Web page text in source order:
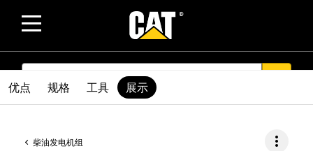
SEARCH
柴油发电机组 more_vert
优点 规格 工具 展示